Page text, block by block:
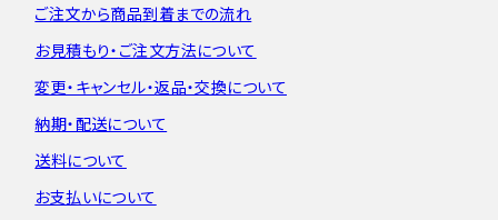
ご注文から商品到着までの流れ
お見積もり・ ご注文方法について
変更・キャンセル・返品・交換について
納期・配送について
送料について
お支払いについて